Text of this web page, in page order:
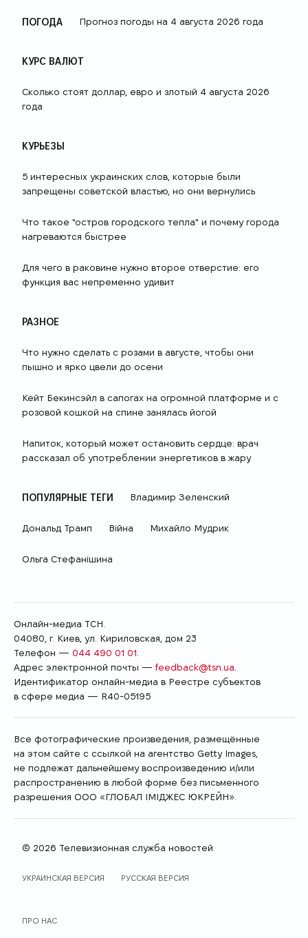
ПОГОДА Прогноз погоды на 4 августа 2026 года
КУРС ВАЛЮТ
Сколько стоят доллар, евро и злотый 4 августа 2026
года
КУРЬЕЗЫ
5 интересных украинских слов, которые были
запрещены советской властью, но они вернулись
Что такое "остров городского тепла" и почему города
нагреваются быстрее
Для чего в раковине нужно второе отверстие: его
функция вас непременно удивит
РАЗНОЕ
Что нужно сделать с розами в августе, чтобы они
пышно и ярко цвели до осени
Кейт Бекинсэйл в сапогах на огромной платформе и с
розовой кошкой на спине занялась йогой
Напиток, который может остановить сердце: врач
рассказал об употреблении энергетиков в жару
ПОПУЛЯРНЫЕ ТЕГИ Владимир Зеленский
Дональд Трамп Війна Михайло Мудрик
Ольга Стефанішина
Онлайн-медиа ТСН.
04080, г. Киев, ул. Кириловская, дом 23
Телефон — 044 490 01 01
Адрес электронной почты — feedback@tsn.ua
Идентификатор онлайн-медиа в Реестре cубъектов
в сфере медиа — R40-05195
Все фотографические произведения, размещённые
на этом сайте с ссылкой на агентство Getty Images,
не подлежат дальнейшему воспроизведению и/или
распространению в любой форме без письменного
разрешения ООО «ГЛОБАЛ ІМІДЖЕС ЮКРЕЙН».
© 2026 Телевизионная служба новостей
УКРАИНСКАЯ ВЕРСИЯ
РУССКАЯ ВЕРСИЯ
ПРО НАС